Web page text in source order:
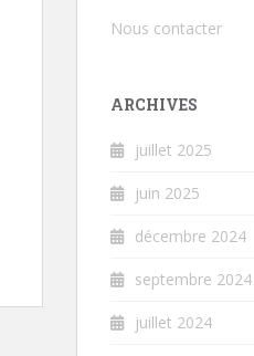
Nous contacter
ARCHIVES
juillet 2025
juin 2025
décembre 2024
septembre 2024
juillet 2024